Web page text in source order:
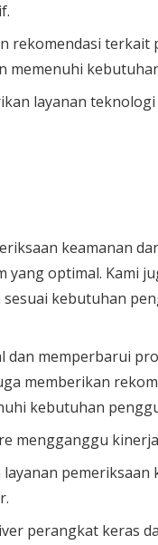
rekomendasi
memenuhi
layanan
keamanan
yang optimal. Kami
kebutuhan
dan memperbarui
memberikan
kebutuhan
mengganggu
perangkat keras